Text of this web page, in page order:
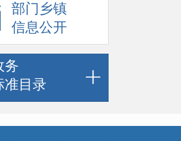
部门乡镇
信息公开
务
准目录